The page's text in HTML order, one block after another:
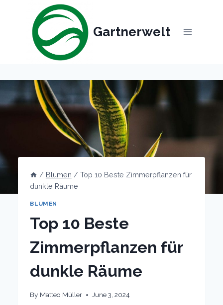
Gartnerwelt
/ Blumen / Top 10 Beste Zimmerpflanzen für
dunkle Räume
BLUMEN
Top 10 Beste
Zimmerpflanzen für
dunkle Räume
By Matteo Müller June 3, 2024